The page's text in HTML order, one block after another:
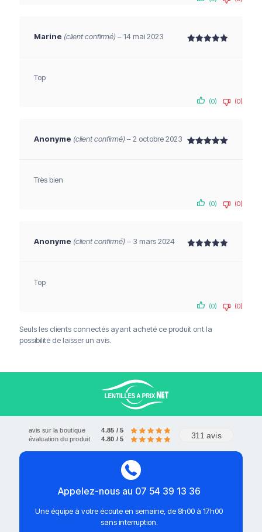
Marine (client confirmé)–14 mai 2023
Top
(0) (0)
Anonyme (client confirmé)–2 octobre 2023
Très bien
(0) (0)
Anonyme (client confirmé)– 3 mars 2024
Top
(0) (0)
Seuls les clients connectés ayant acheté ce produit ont la
possibilité de laisser un avis.
avis sur la boutique 4.85 / 5
évaluation du produit 4.80 / 5 311 avis
Appelez-nous au 07 54 39 13 36
Une équipe à votre écoute en semaine, de 8h00 à 17h00
sans interruption.